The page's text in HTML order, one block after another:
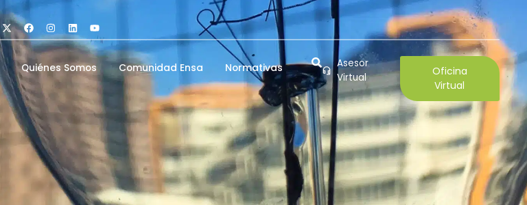
Quiénes Somos Comunidad Ensa Normativas
Asesor
Virtual
Oficina
Virtual